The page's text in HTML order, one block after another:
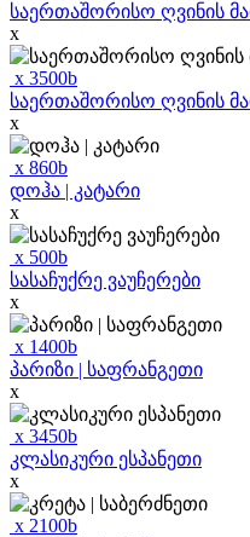
საერთაშორისო ღვინის
x
x 3500b
საერთაშორისო ღვინის
x
x 860b
დოჰა | კატარი
x
x 500b
სასაჩუქრე ვაუჩერები
x
x 1400b
პარიზი | საფრანგეთი
x
x 3450b
კლასიკური ესპანეთი
x
x 2100b